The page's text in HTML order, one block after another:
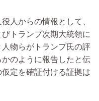
人からの情報として、
トランプ次期大統領に
人物らがトランプ氏の評
のように報告したと伝
定を確証付ける証拠は